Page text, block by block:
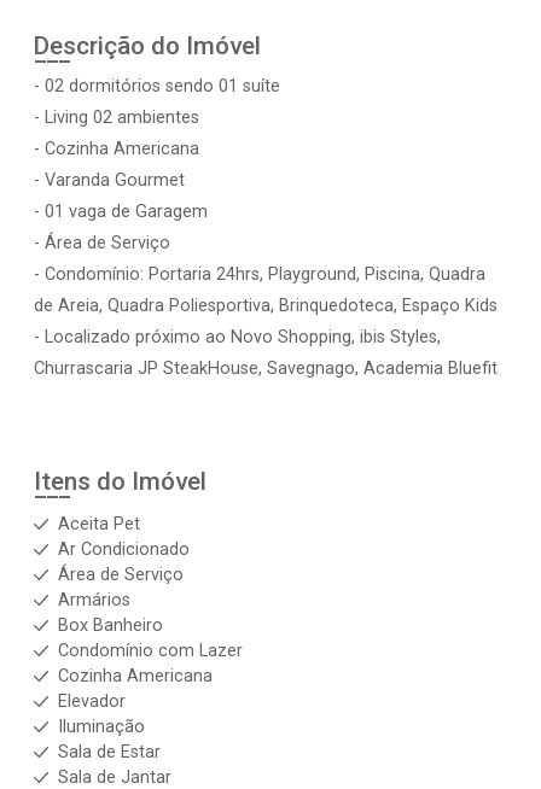
Descrição do Imóvel
- 02 dormitórios sendo 01 suíte
- Living 02 ambientes
- Cozinha Americana
- Varanda Gourmet
- 01 vaga de Garagem
- Área de Serviço
- Condomínio: Portaria 24hrs, Playground, Piscina, Quadra
de Areia, Quadra Poliesportiva, Brinquedoteca, Espaço Kids
- Localizado próximo ao Novo Shopping, ibis Styles,
Churrascaria JP SteakHouse, Savegnago, Academia Bluefit
Itens do Imóvel
Aceita Pet
Ar Condicionado
Área de Serviço
Armários
Box Banheiro
Condomínio com Lazer
Cozinha Americana
Elevador
Iluminação
Sala de Estar
Sala de Jantar